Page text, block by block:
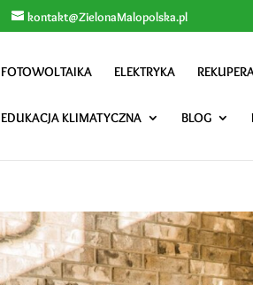
kontakt@ZielonaMalopolska.pl
FOTOWOLTAIKA ELEKTRYKA
EDUKACJA KLIMATYCZNA BLOG